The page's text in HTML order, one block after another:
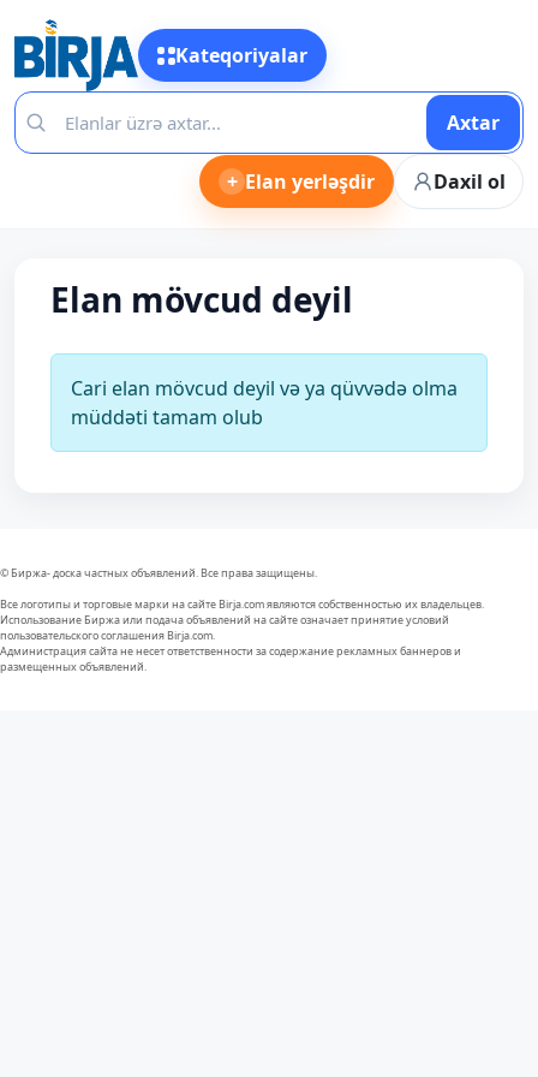
Kateqoriyalar
Axtar
+ Elan yerləşdir Daxil ol
Elan mövcud deyil
Cari elan mövcud deyil və ya qüvvədə olma
müddəti tamam olub
© Биржа- доска частных объявлений. Все права защищены.
Все логотипы и торговые марки на сайте Birja.com являются собственностью их владельцев.
Использование Биржа или подача объявлений на сайте означает принятие условий
пользовательского соглашения Birja.com.
Администрация сайта не несет ответственности за содержание рекламных баннеров и
размещенных объявлений.